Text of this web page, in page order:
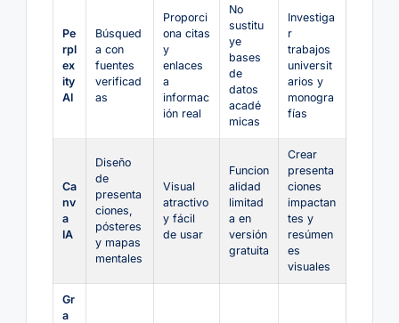
Pe
rpl
ex
ity
AI
Búsqued
a con
fuentes
verificad
as
Proporci
ona citas
y
enlaces
a
informac
ión real
No
sustitu
ye
bases
de
datos
acadé
micas
Investiga
r
trabajos
universit
arios y
monogra
fías
Ca
nv
a
IA
Diseño
de
presenta
ciones,
pósteres
y mapas
mentales
Visual
atractivo
y fácil
de usar
Funcion
alidad
limitad
a en
versión
gratuita
Crear
presenta
ciones
impactan
tes y
resúmen
es
visuales
Gr
a